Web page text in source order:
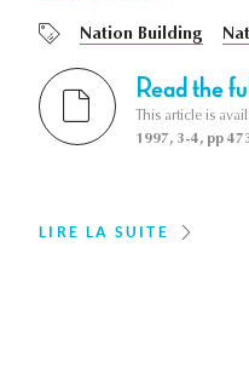
Nation Building
Read the
This article is
1997, 3-4, pp
LIRE LA SUITE